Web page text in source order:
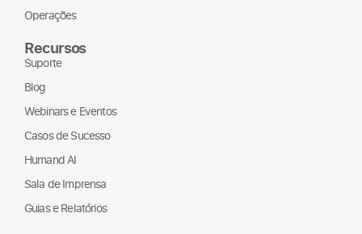
Operações
Recursos
Suporte
Blog
Webinars e Eventos
Casos de Sucesso
Humand AI
Sala de Imprensa
Guias e Relatórios